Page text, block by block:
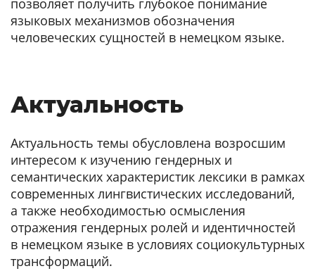
языковых механизмов обозначения
человеческих сущностей в немецком языке.
Актуальность
Актуальность темы обусловлена возросшим
интересом к изучению гендерных и
семантических характеристик лексики в рамках
современных лингвистических исследований,
а также необходимостью осмысления
отражения гендерных ролей и идентичностей
в немецком языке в условиях социокультурных
трансформаций.